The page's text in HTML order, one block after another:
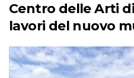
Centro delle Arti
lavori del nuovo